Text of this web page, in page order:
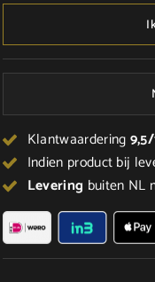
Klantwaardering
Indien product bij
Levering buiten NL